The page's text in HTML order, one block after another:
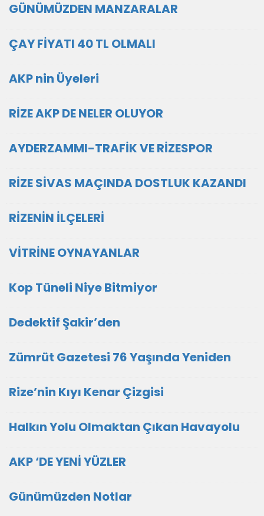
GÜNÜMÜZDEN MANZARALAR
ÇAY FİYATI 40 TL OLMALI
AKP nin Üyeleri
RİZE AKP DE NELER OLUYOR
AYDERZAMMI-TRAFİK VE RİZESPOR
RİZE SİVAS MAÇINDA DOSTLUK KAZANDI
RİZENİN İLÇELERİ
VİTRİNE OYNAYANLAR
Kop Tüneli Niye Bitmiyor
Dedektif Şakir’den
Zümrüt Gazetesi 76 Yaşında Yeniden
Rize’nin Kıyı Kenar Çizgisi
Halkın Yolu Olmaktan Çıkan Havayolu
AKP ‘DE YENİ YÜZLER
Günümüzden Notlar